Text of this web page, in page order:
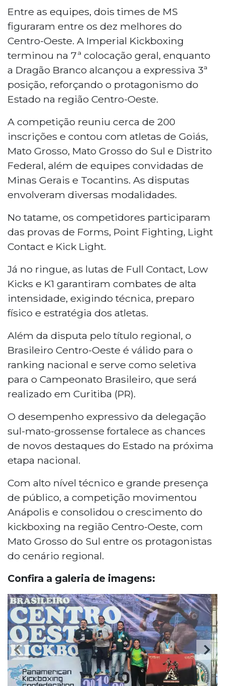
Entre as equipes, dois times de MS
figuraram entre os dez melhores do
Centro-Oeste. A Imperial Kickboxing
terminou na 7ª colocação geral, enquanto
a Dragão Branco alcançou a expressiva 3ª
posição, reforçando o protagonismo do
Estado na região Centro-Oeste.
A competição reuniu cerca de 200
inscrições e contou com atletas de Goiás,
Mato Grosso, Mato Grosso do Sul e Distrito
Federal, além de equipes convidadas de
Minas Gerais e Tocantins. As disputas
envolveram diversas modalidades.
No tatame, os competidores participaram
das provas de Forms, Point Fighting, Light
Contact e Kick Light.
Já no ringue, as lutas de Full Contact, Low
Kicks e K1 garantiram combates de alta
intensidade, exigindo técnica, preparo
físico e estratégia dos atletas.
Além da disputa pelo título regional, o
Brasileiro Centro-Oeste é válido para o
ranking nacional e serve como seletiva
para o Campeonato Brasileiro, que será
realizado em Curitiba (PR).
O desempenho expressivo da delegação
sul-mato-grossense fortalece as chances
de novos destaques do Estado na próxima
etapa nacional.
Com alto nível técnico e grande presença
de público, a competição movimentou
Anápolis e consolidou o crescimento do
kickboxing na região Centro-Oeste, com
Mato Grosso do Sul entre os protagonistas
do cenário regional.
Confira a galeria de imagens: